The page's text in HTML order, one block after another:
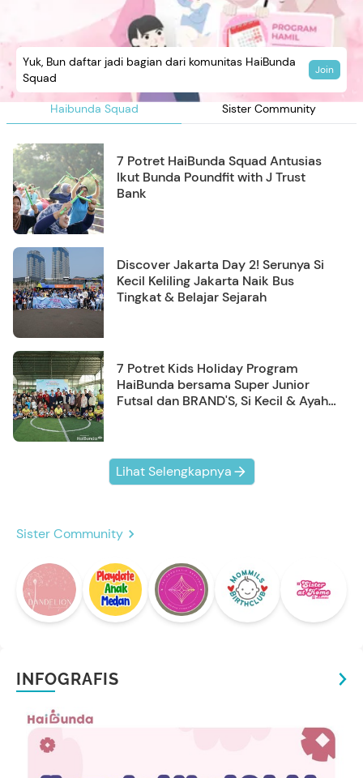
Haibunda Squad Sister Community
Yuk, Bun daftar jadi bagian dari komunitas HaiBunda
Squad
Join
7 Potret HaiBunda Squad Antusias
Ikut Bunda Poundfit with J Trust
Bank
Discover Jakarta Day 2! Serunya Si
Kecil Keliling Jakarta Naik Bus
Tingkat & Belajar Sejarah
7 Potret Kids Holiday Program
HaiBunda bersama Super Junior
Futsal dan BRAND'S, Si Kecil & Ayah
Lihat Selengkapnya
Sister Community
INFOGRAFIS